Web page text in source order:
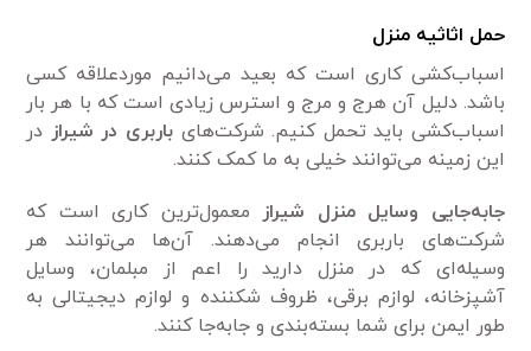
حمل اثاثیه منزل
اسباب‌کشی کاری است که بعید می‌دانیم موردعلاقه کسی
باشد. دلیل آن هرج و مرج و استرس زیادی است که با هر بار
اسباب‌کشی باید تحمل کنیم. شرکت‌هایباربری در شیراز در
این زمینه می‌توانند خیلی به ما کمک کنند.
جابه‌جایی وسایل منزل شیراز
معمول‌ترین کاری است که
شرکت‌های باربری انجام می‌دهند. آن‌ها می‌توانند هر
وسیله‌ای که در منزل دارید را اعم از مبلمان، وسایل
آشپزخانه، لوازم برقی، ظروف شکننده و لوازم دیجیتالی به
طور ایمن برای شما بسته‌بندی و جابه‌جا کنند.